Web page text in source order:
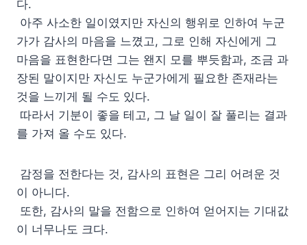
다.
아주 사소한 일이였지만 자신의 행위로 인하여 누군
가가 감사의 마음을 느꼈고, 그로 인해 자신에게 그
마음을 표현한다면 그는 왠지 모를 뿌듯함과, 조금 과
장된 말이지만 자신도 누군가에게 필요한 존재라는
것을 느끼게 될 수도 있다.
따라서 기분이 좋을 테고, 그 날 일이 잘 풀리는 결과
를 가져 올 수도 있다.
감정을 전한다는 것, 감사의 표현은 그리 어려운 것
이 아니다.
또한, 감사의 말을 전함으로 인하여 얻어지는 기대값
이 너무나도 크다.